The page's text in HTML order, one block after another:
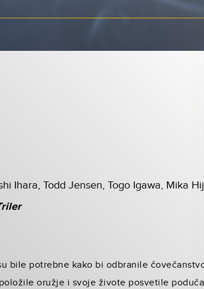
Ihara, Todd Jensen, Togo Igawa, Mika
bile potrebne kako bi odbranile
oružje i svoje živote posvetile